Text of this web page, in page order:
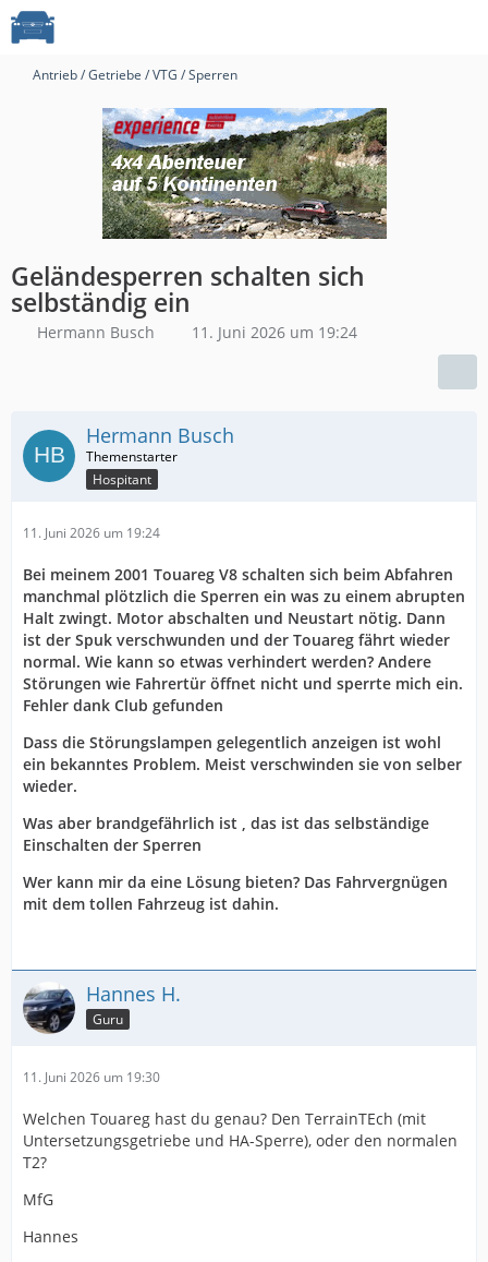
Antrieb / Getriebe / VTG / Sperren
Geländesperren schalten sich
selbständig ein
Hermann Busch 11. Juni 2026 um 19:24
Hermann Busch
Hospitant
11. Juni 2026 um 19:24
Bei meinem 2001 Touareg V8 schalten sich beim Abfahren
manchmal plötzlich die Sperren ein was zu einem abrupten
Halt zwingt. Motor abschalten und Neustart nötig. Dann
ist der Spuk verschwunden und der Touareg fährt wieder
normal. Wie kann so etwas verhindert werden? Andere
Störungen wie Fahrertür öffnet nicht und sperrte mich ein.
Fehler dank Club gefunden
Dass die Störungslampen gelegentlich anzeigen ist wohl
ein bekanntes Problem. Meist verschwinden sie von selber
wieder.
Was aber brandgefährlich ist , das ist das selbständige
Einschalten der Sperren
Wer kann mir da eine Lösung bieten? Das Fahrvergnügen
mit dem tollen Fahrzeug ist dahin.
Hannes H.
Guru
11. Juni 2026 um 19:30
Welchen Touareg hast du genau? Den TerrainTEch (mit
Untersetzungsgetriebe und HA-Sperre), oder den normalen
T2?
MfG
Hannes